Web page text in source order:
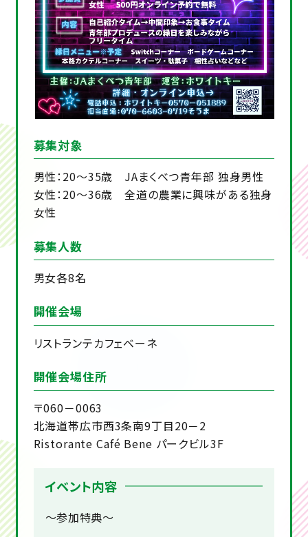
募集対象
男性：20～35歳 JAまくべつ青年部 独身男性
女性：20～36歳 全道の農業に興味がある独身
女性
募集人数
男女各8名
開催会場
リストランテカフェベーネ
開催会場住所
〒060－0063
北海道帯広市西3条南9丁目20－2
Ristorante Café Bene パークビル3F
イベント内容
～参加特典～